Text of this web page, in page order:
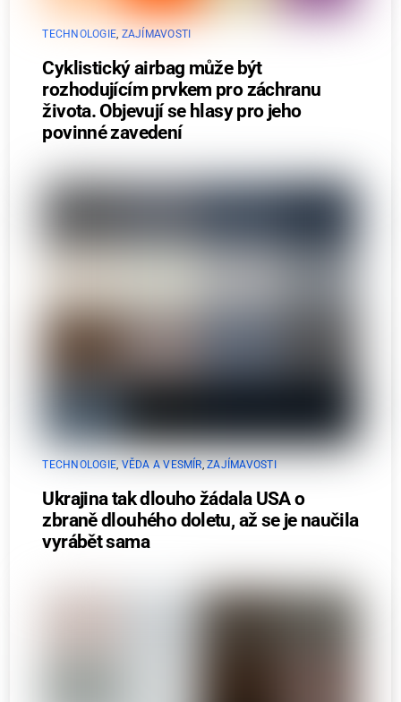
TECHNOLOGIE, ZAJÍMAVOSTI
Cyklistický airbag může být
rozhodujícím prvkem pro záchranu
života. Objevují se hlasy pro jeho
povinné zavedení
TECHNOLOGIE VĚDA A VESMÍR ,ZAJÍMAVOSTI
Ukrajina tak dlouho žádala USA o
zbraně dlouhého doletu, až se je naučila
vyrábět sama